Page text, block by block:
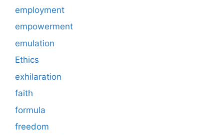
employment
empowerment
emulation
Ethics
exhilaration
faith
formula
freedom